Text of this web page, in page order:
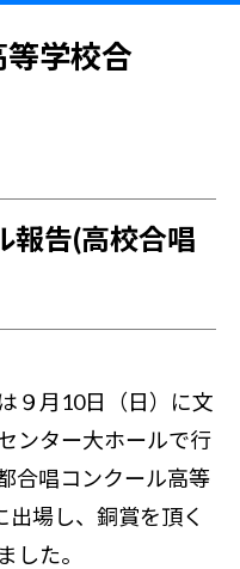
学校合
報告(高校合唱
９月10日（日）に文
ンター大ホールで行
合唱コンクール高等
出場し、銅賞を頂く
した。